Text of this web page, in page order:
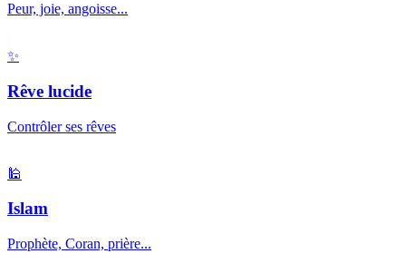
Peur, joie, angoisse...
✨
Rêve lucide
Contrôler ses rêves
🕌
Islam
Prophète, Coran, prière...